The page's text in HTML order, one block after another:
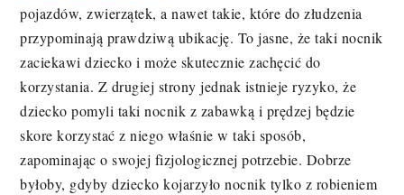
pojazdów, zwierzątek, a nawet takie, które do złudzenia
przypominają prawdziwą ubikację. To jasne, że taki nocnik
zaciekawi dziecko i może skutecznie zachęcić do
korzystania. Z drugiej strony jednak istnieje ryzyko, że
dziecko pomyli taki nocnik z zabawką i prędzej będzie
skore korzystać z niego właśnie w taki sposób,
zapominając o swojej fizjologicznej potrzebie. Dobrze
byłoby, gdyby dziecko kojarzyło nocnik tylko z robieniem